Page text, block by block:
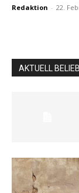
Redaktion - 22.
AKTUELL